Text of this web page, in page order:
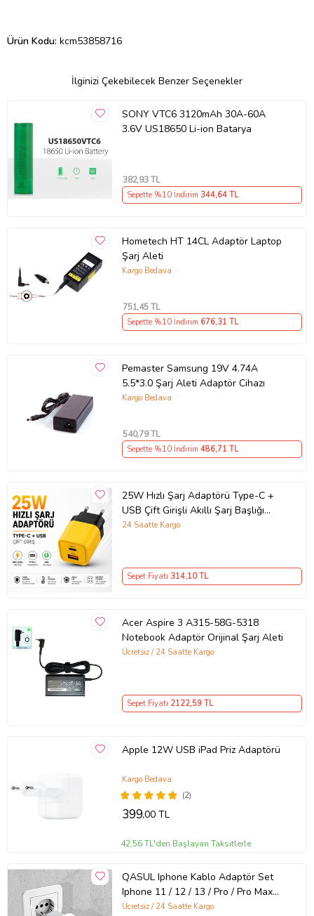
Ürün Kodu: kcm53858716
İlginizi Çekebilecek Benzer Seçenekler
SONY VTC6 3120mAh 30A-60A
3.6V US18650 Li-ion Batarya
382,93 TL
Sepette %10 İndirim 344,64 TL
Hometech HT 14CL Adaptör Laptop
Şarj Aleti
Kargo Bedava
751,45 TL
Sepette %10 İndirim 676,31 TL
Pemaster Samsung 19V 4.74A
5.5*3.0 Şarj Aleti Adaptör Cihazı
Kargo Bedava
540,79 TL
Sepette %10 İndirim 486,71 TL
25W Hızlı Şarj Adaptörü Type-C +
USB Çift Girişli Akıllı Şarj Başlığı
Kompakt Tasarım
24 Saatte Kargo
Sepet Fiyatı 314,10 TL
Acer Aspire 3 A315-58G-5318
Notebook Adaptör Orijinal Şarj Aleti
Ücretsiz / 24 Saatte Kargo
Sepet Fiyatı 2122,59 TL
Apple 12W USB iPad Priz Adaptörü
(2)
Kargo Bedava
399,00 TL
42,56 TL'den Başlayan Taksitlerle
QASUL Iphone Kablo Adaptör Set
Iphone 11 / 12 / 13 / Pro / Pro Max
Uyumlu Şarj Aleti Seti
Ücretsiz / 24 Saatte Kargo